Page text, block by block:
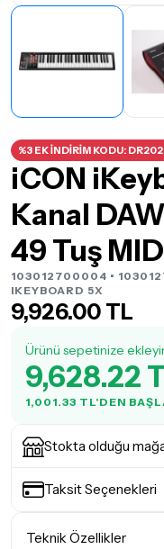
%3 EK İNDİRİM KODU:
iCON
Kanal
49 Tuş
103012700004 •
IKEYBOARD 5X
9,926.00 TL
Ürünü sepetinize
9,628.22
1,001.33 TL'DEN
Stokta olduğu
Taksit Seçenekleri
Teknik Özellikler